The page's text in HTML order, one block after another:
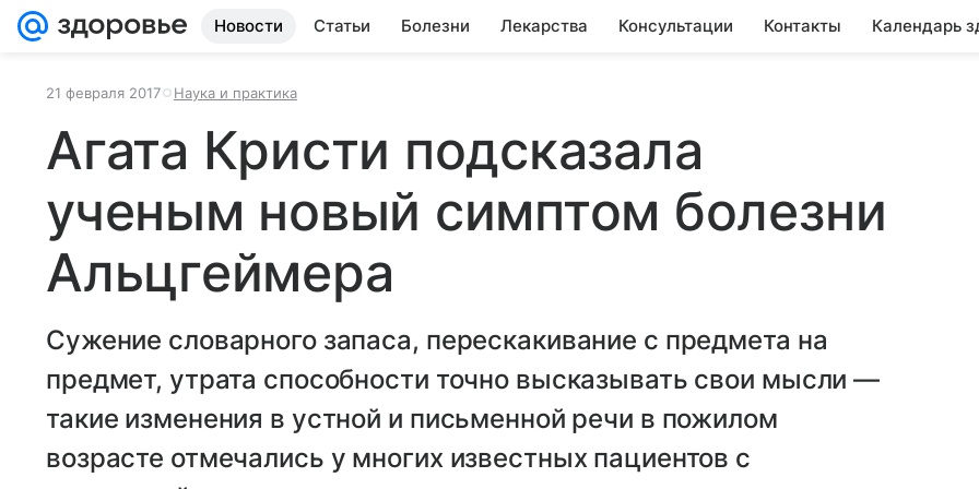
Новости Статьи Болезни Лекарства Консультации Контакты Календарь
21 февраля 2017 Наука и практика
Агата Кристи подсказала
ученым новый симптом болезни
Альцгеймера
Сужение словарного запаса, перескакивание с предмета на
предмет, утрата способности точно высказывать свои мысли —
такие изменения в устной и письменной речи в пожилом
возрасте отмечались у многих известных пациентов с